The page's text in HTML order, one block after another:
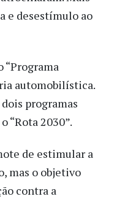
e desestímulo ao
“Programa
automobilística.
programas
“Rota 2030”.
de estimular a
mas o objetivo
contra a